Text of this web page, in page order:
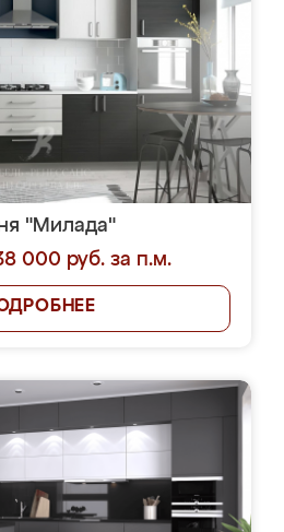
"Милада"
000 руб. за п.м.